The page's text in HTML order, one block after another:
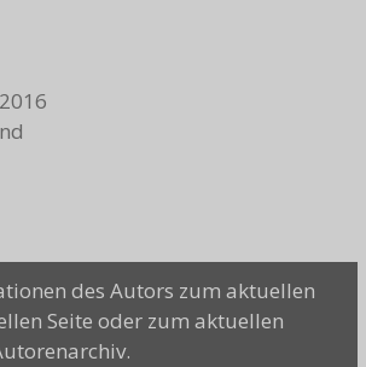
des Autors zum aktuellen
Seite oder zum aktuellen